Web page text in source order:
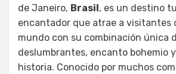
de Janeiro, Brasil , es un destino
encantador que atrae a visitantes
mundo con su combinación única
deslumbrantes, encanto bohemio
historia. Conocido por muchos